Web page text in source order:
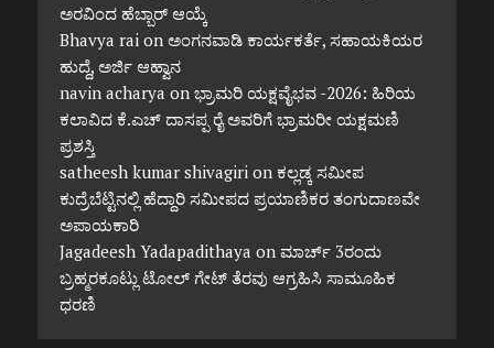
ಅರವಿಂದ ಹೆಬ್ಬಾರ್ ಆಯ್ಕೆ
Bhavya raion ಅಂಗನವಾಡಿ ಕಾರ್ಯಕರ್ತೆ, ಸಹಾಯಕಿಯರ
ಹುದ್ದೆ, ಅರ್ಜಿ ಆಹ್ವಾನ
navin acharya on ಭ್ರಾಮರಿ ಯಕ್ಷವೈಭವ -2026: ಹಿರಿಯ
ಕಲಾವಿದ ಕೆ.ಎಚ್ ದಾಸಪ್ಪ ರೈ ಅವರಿಗೆ ಭ್ರಾಮರೀ ಯಕ್ಷಮಣಿ
ಪ್ರಶಸ್ತಿ
satheesh kumar shivagirion ಕಲ್ಲಡ್ಕ ಸಮೀಪ
ಕುದ್ರೆಬೆಟ್ಟಿನಲ್ಲಿ ಹೆದ್ದಾರಿ ಸಮೀಪದ ಪ್ರಯಾಣಿಕರ ತಂಗುದಾಣವೇ
ಅಪಾಯಕಾರಿ
Jagadeesh Yadapadithaya on ಮಾರ್ಚ್ 3ರಂದು
ಬ್ರಹ್ಮರಕೂಟ್ಲು ಟೋಲ್ ಗೇಟ್ ತೆರವು ಆಗ್ರಹಿಸಿ ಸಾಮೂಹಿಕ
ಧರಣಿ